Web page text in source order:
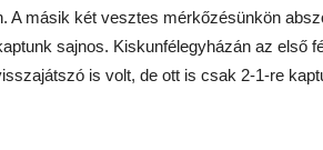
A másik két vesztes mérkőzésünkön
sajnos. Kiskunfélegyházán az első
is volt, de ott is csak 2-1-re